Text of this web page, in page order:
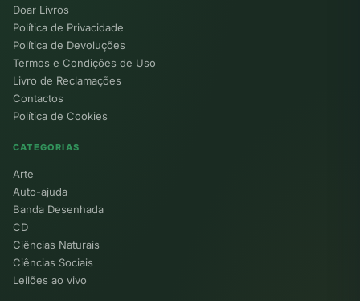
Doar Livros
Política de Privacidade
Política de Devoluções
Termos e Condições de Uso
Livro de Reclamações
Contactos
Política de Cookies
CATEGORIAS
Arte
Auto-ajuda
Banda Desenhada
CD
Ciências Naturais
Ciências Sociais
Leilões ao vivo